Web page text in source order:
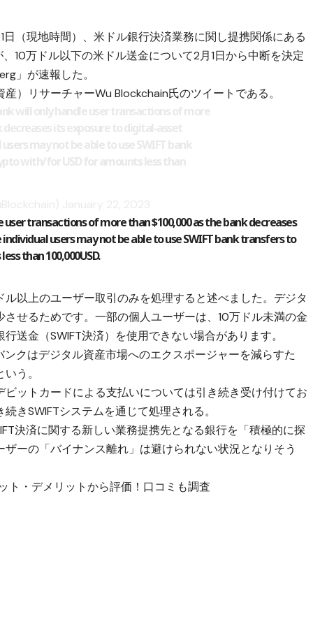
（現地時間）、米ドル銀行決済業務に関し提携関係にある
10万ドル以下の米ドル送金について2月1日から中断を決定
」が速報した。
）リサーチャーWu Blockchain氏のツイートである。
transactions of more than $100,000 as the bank decreases
users may not be able to use SWIFT bank transfers to
than 100,000USD.
以上のユーザー取引のみを処理すると述べました。デジタ
せるためです。一部の個人ユーザーは、10万ドル未満の金
送金（SWIFT決済）を使用できない場合があります。
クはデジタル資産市場へのエクスポージャーを減らすた
う。
ットカードによる支払いについては引き続き受け付けてお
きSWIFTシステムを通じて処理される。
決済に関する新しい業務提携先となる銀行を「積極的に探
ーの「バイナンス離れ」は避けられない状況となりそう
ト・デメリットから評価！口コミも調査